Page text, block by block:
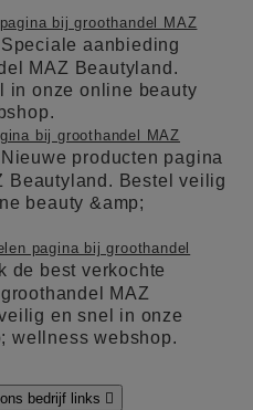
bij groothandel MAZ
aanbieding
MAZ Beautyland.
in onze online beauty
bij groothandel MAZ
producten pagina
Beautyland. Bestel veilig
beauty &amp;
pagina bij groothandel
de best verkochte
MAZ
en snel in onze
wellness webshop.
bedrijf links 